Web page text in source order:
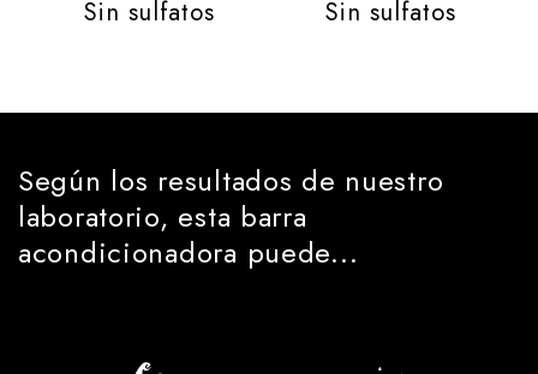
Sin sulfatos Sin sulfatos
Según los resultados de nuestro
laboratorio, esta barra
acondicionadora puede...